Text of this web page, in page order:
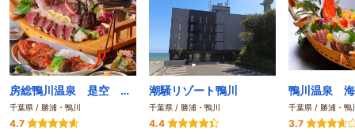
房総鴨川温泉 是空 ―ＺＥＫＵＵ―
千葉県 / 勝浦・鴨川
4.7
潮騒リゾート鴨川
千葉県 / 勝浦・鴨川
4.4
千葉県 / 勝浦・鴨
3.7